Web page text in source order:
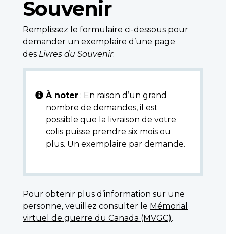
Souvenir
Remplissez le formulaire ci-dessous pour
demander un exemplaire d’une page
des Livres du Souvenir.
À noter : En raison d’un grand
nombre de demandes, il est
possible que la livraison de votre
colis puisse prendre six mois ou
plus. Un exemplaire par demande.
Pour obtenir plus d’information sur une
personne, veuillez consulter le Mémorial
virtuel de guerre du Canada (MVGC).